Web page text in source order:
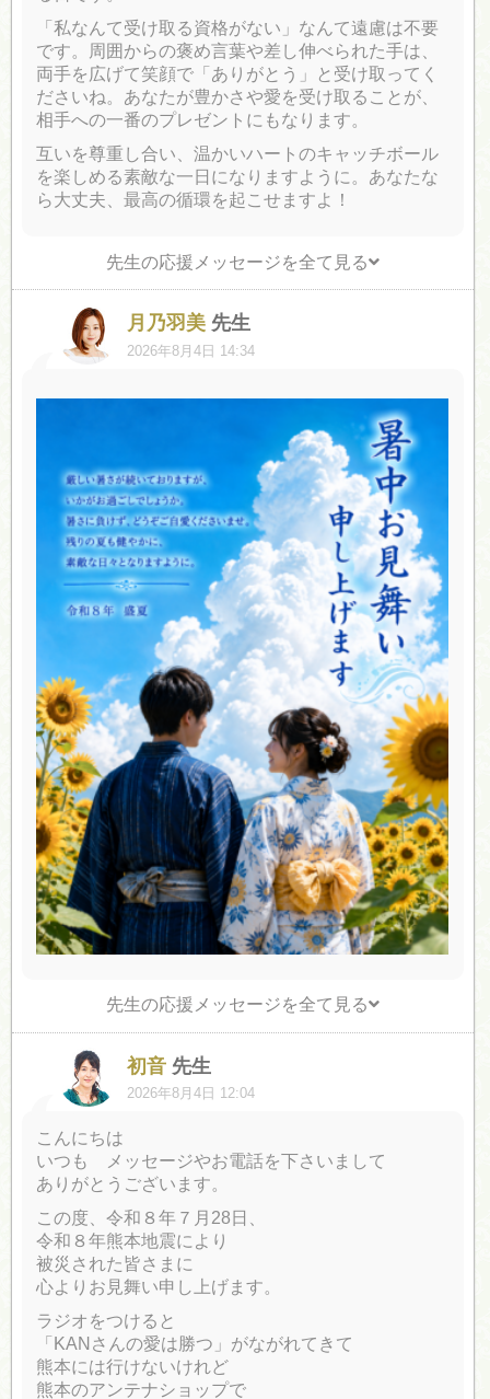
「私なんて受け取る資格がない」なんて遠慮は不要
です。周囲からの褒め言葉や差し伸べられた手は、
両手を広げて笑顔で「ありがとう」と受け取ってく
ださいね。あなたが豊かさや愛を受け取ることが、
相手への一番のプレゼントにもなります。
互いを尊重し合い、温かいハートのキャッチボール
を楽しめる素敵な一日になりますように。あなたな
ら大丈夫、最高の循環を起こせますよ！
先生の応援メッセージを全て見る
月乃羽美 先生
2026年8月4日 14:34
先生の応援メッセージを全て見る
初音 先生
2026年8月4日 12:04
こんにちは
いつも メッセージやお電話を下さいまして
ありがとうございます。
この度、令和８年７月28日、
令和８年熊本地震により
被災された皆さまに
心よりお見舞い申し上げます。
ラジオをつけると
「KANさんの愛は勝つ」がながれてきて
熊本には行けないけれど
熊本のアンテナショップで